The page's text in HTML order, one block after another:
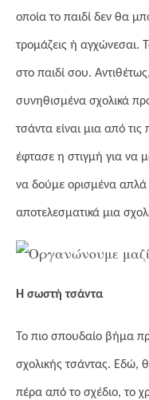
οποία το παιδί δεν θα
τρομάζεις ή αγχώνεσαι.
στο παιδί σου.
συνηθισμένα σχολικά
τσάντα είναι μια από τις
έφτασε η στιγμή για
να δούμε ορισμένα
αποτελεσματικά μια
Η σωστή τσάντα
Το πιο σπουδαίο βήμα
σχολικής τσάντας. Εδώ,
πέρα από το σχέδιο, το